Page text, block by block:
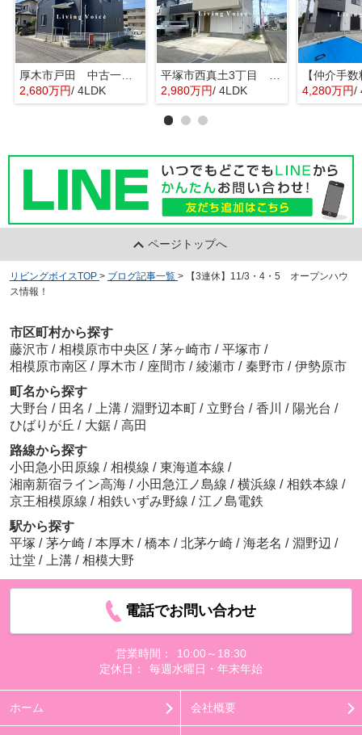
厚木市戸田 中古一戸建て
2,680万円/ 4LDK
2,980万円/ 4LDK 4,280万円/
ページトップへ
リビングボイスTOP > ブログ記事一覧 >
【3連休】11/3・4・5 オープンハウ
ス情報！
市区町村から探す
藤沢市 / 相模原市中央区 / 茅ヶ崎市 / 平塚市 /
相模原市南区 / 厚木市 / 座間市 / 綾瀬市 / 秦野市 / 伊勢原市
町名から探す
大野台 / 田名 / 上溝 / 淵野辺本町 / 立野台 / 香川 / 陽光台 /
ひばりが丘 / 大鋸 / 高田
路線から探す
小田急小田原線 / 相模線 / 東海道本線 /
湘南新宿ライン高海 / 小田急江ノ島線 / 横浜線 / 相鉄本線 /
京王相模原線 / 相鉄いずみ野線 / 江ノ島電鉄
駅から探す
平塚 / 茅ケ崎 / 本厚木 / 橋本 / 北茅ケ崎 / 海老名 / 淵野辺 /
辻堂 / 上溝 / 相模大野
電話でお問い合わせ
営業時間：
10:00～18:30
定休日：
毎週水曜日・年末年始
ホーム 会社概要